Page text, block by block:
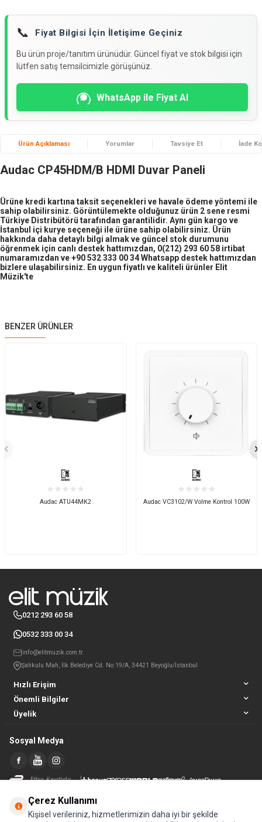
📞 Fiyat Bilgisi İçin İletişime Geçiniz
Bu ürün proje/tanıtım ürünüdür. Güncel fiyat ve stok bilgisi için
lütfen satış temsilcimizle görüşünüz.
WhatsApp ile Fiyat Al
Ürün Açıklaması Yorumlar Tavsiye Et İade
Audac CP45HDM/B HDMI Duvar Paneli
Ürüne kredi kartına taksit seçenekleri ve havale ödeme yöntemi ile
sahip olabilirsiniz. Görüntülemekte olduğunuz ürün 2 sene resmi
Türkiye Distribütörü tarafından garantilidir. Aynı gün kargo ve
İstanbul içi kurye seçeneği ile ürüne sahip olabilirsiniz. Ürün
hakkında daha detaylı bilgi almak ve güncel stok durumunu
öğrenmek için canlı destek hattımızdan, 0(212) 293 60 58 irtibat
numaramızdan ve +90 532 333 00 34 Whatsapp destek hattımızdan
bizlere ulaşabilirsiniz. En uygun fiyatlı ve kaliteli ürünler Elit
Müzik'te
BENZER ÜRÜNLER
Audac ATU44MK2 Audac VC3102/W Volme Kontrol 100W
Hızlı Erişim
Önemli Bilgiler
Üyelik
0212 293 60 58
0532 333 00 34
info@elitmuzik.com.tr
Şahkulu Mah, İlk Belediye Cd. No:19/A, 34421 Beyoğlu/İstanbul
Sosyal Medya
Etbis Kayıtlıdır
Çerez Kullanımı
Kişisel verileriniz, hizmetlerimizin daha iyi bir şekilde